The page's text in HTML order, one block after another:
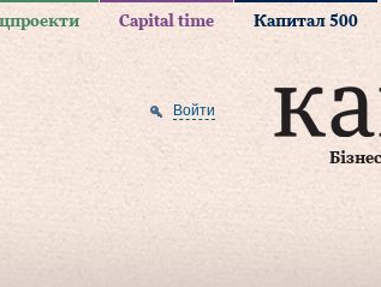
Capital time Капитал 500
Войти